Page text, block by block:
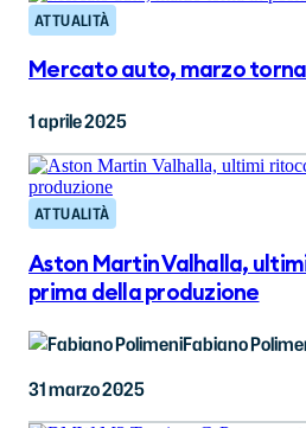
ATTUALITÀ
Mercato auto, marzo
1 aprile 2025
ATTUALITÀ
Aston Martin Valhalla,
prima della produzione
Fabiano
31 marzo 2025